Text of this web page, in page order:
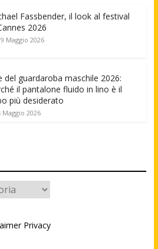
Fassbender, il look al festival
2026
Maggio 2026
del guardaroba maschile 2026:
il pantalone fluido in lino è il
più desiderato
Maggio 2026
Privacy